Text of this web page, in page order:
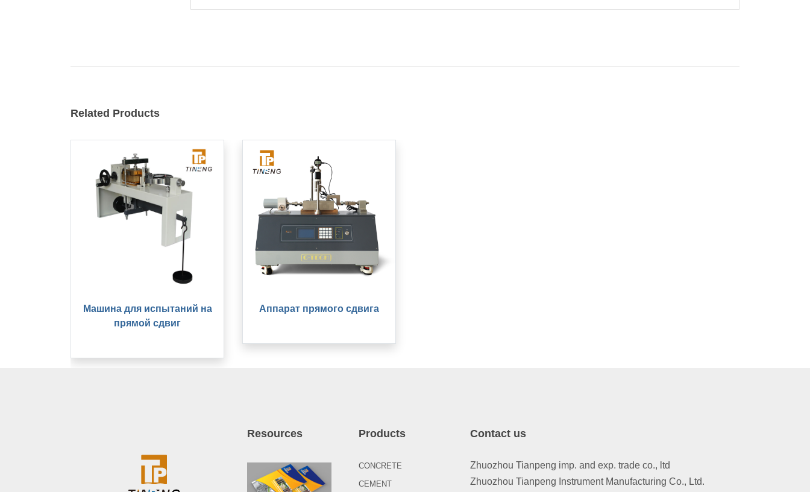
Related Products
Машина для испытаний на
прямой сдвиг
Аппарат прямого сдвига
Resources Products
CONCRETE
CEMENT
Contact us
Zhuozhou Tianpeng imp. and exp. trade co., ltd
Zhuozhou Tianpeng Instrument Manufacturing Co., Ltd.